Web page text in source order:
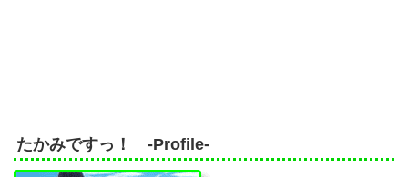
たかみですっ！ -Profile-